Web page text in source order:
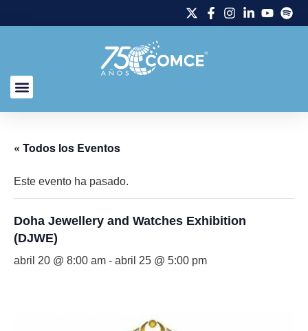
« Todos los Eventos
Este evento ha pasado.
Doha Jewellery and Watches Exhibition
(DJWE)
abril 20 @ 8:00 am - abril 25 @ 5:00 pm